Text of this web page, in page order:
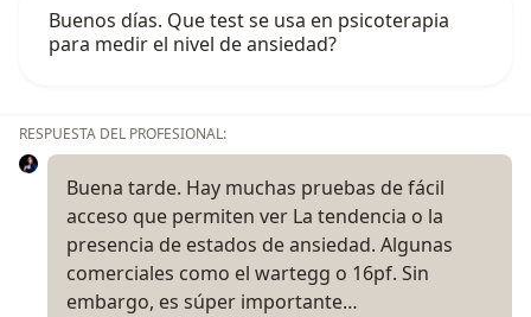
Buenos días. Que test se usa en psicoterapia
para medir el nivel de ansiedad?
RESPUESTA DEL PROFESIONAL:
Buena tarde. Hay muchas pruebas de fácil
acceso que permiten ver La tendencia o la
presencia de estados de ansiedad. Algunas
comerciales como el wartegg o 16pf. Sin
embargo, es súper importante…